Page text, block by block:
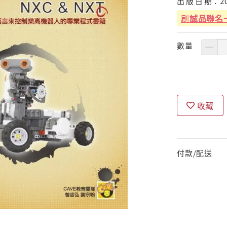
刷誠品聯名
數量
收藏
付款/配送